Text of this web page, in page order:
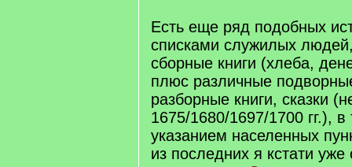
Есть еще ряд подобных
списками служилых
сборные книги (хлеба,
плюс различные
разборные книги, сказки
1675/1680/1697/1700 гг.),
указанием населенных
из последних я кстати